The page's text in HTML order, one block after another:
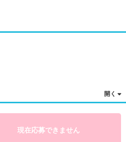
現在応募できません